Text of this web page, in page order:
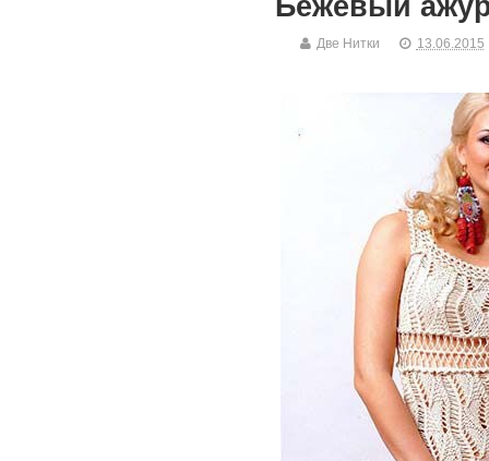
Бежевый
Две Нитки 13.06.2015